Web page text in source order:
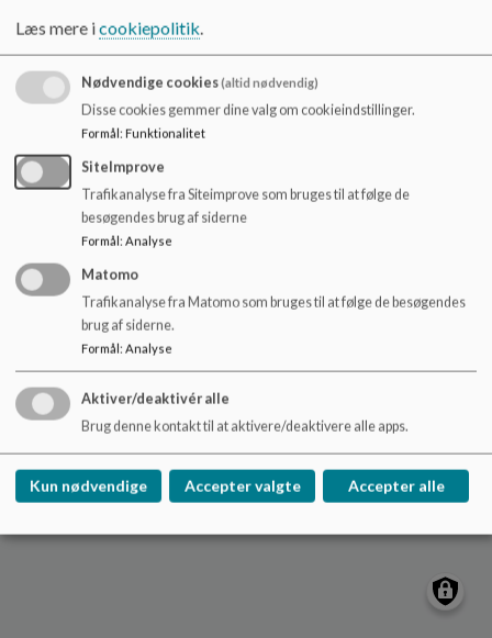
i
Adressen er Østeralle 19, 8400 Ebeltoft
Ebeltoft Skole
Østerallé 19, 8400 Ebeltoft
ebeltoftskole@syddjurs.dk
Skole: 87 53 60 60 / SFO: 20 48 53 80
EAN NR. 5798004440544
Sitemap
Cookie politik
Læs mere icookiepolitik.
Nødvendige cookies(altid nødvendig)
Disse cookies gemmer dine valg om cookieindstillinger.
Formål: Funktionalitet
SiteImprove
Trafikanalyse fra Siteimprove som bruges til at følge de
besøgendes brug af siderne
Formål: Analyse
Matomo
Trafikanalyse fra Matomo som bruges til at følge de besøgendes
brug af siderne.
Formål: Analyse
Aktiver/deaktivér alle
Brug denne kontakt til at aktivere/deaktivere alle apps.
Kun nødvendige Accepter valgte Accepter alle